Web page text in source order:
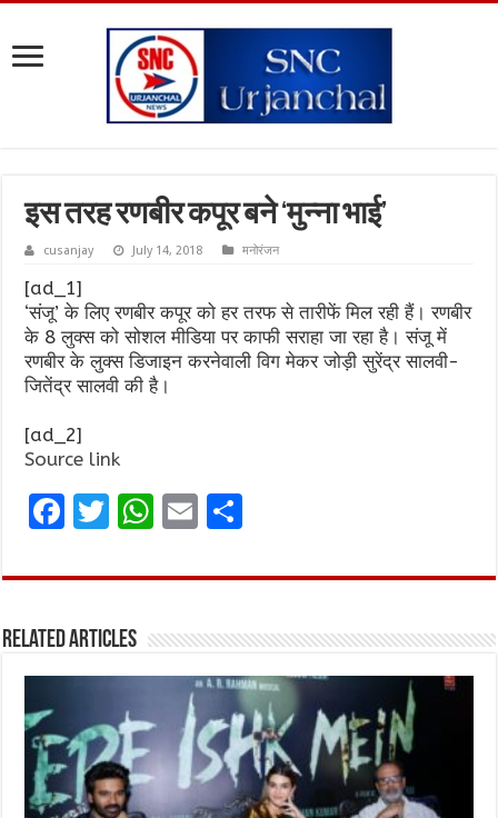
इस तरह रणबीर कपूर बने ‘मुन्ना भाई’
cusanjay July 14, 2018 मनोरंजन
[ad_1]
‘संजू’ के लिए रणबीर कपूर को हर तरफ से तारीफें मिल रही हैं। रणबीर
के 8 लुक्स को सोशल मीडिया पर काफी सराहा जा रहा है। संजू में
रणबीर के लुक्स डिजाइन करनेवाली विग मेकर जोड़ी सुरेंद्र सालवी-
जितेंद्र सालवी की है।
[ad_2]
Source link
F
ce
o
o
k
T
it
r
W
at
A
p
p
E
ai ar
Related Articles